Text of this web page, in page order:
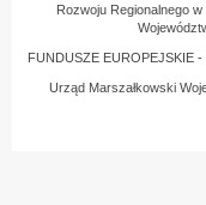
Rozwoju Regionalnego
FUNDUSZE EUROPEJSKIE
Urząd Marszałkowski